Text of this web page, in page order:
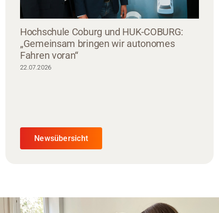
Hochschule Coburg und HUK-COBURG:
„Gemeinsam bringen wir autonomes
Fahren voran“
22.07.2026
Newsübersicht